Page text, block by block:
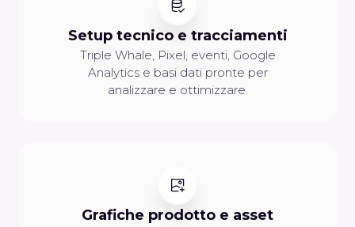
Setup tecnico e tracciamenti
Triple Whale, Pixel, eventi, Google
Analytics e basi dati pronte per
analizzare e ottimizzare.
Grafiche prodotto e asset